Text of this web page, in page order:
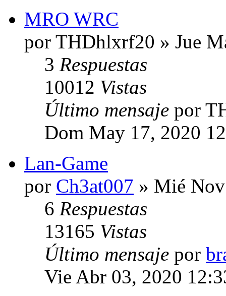
MRO WRC
por THDhlxrf20 » Jue
3 Respuestas
10012 Vistas
Último mensaje por
Dom May 17, 2020
Lan-Game
por Ch3at007 » Mié
6 Respuestas
13165 Vistas
Último mensaje por
Vie Abr 03, 2020